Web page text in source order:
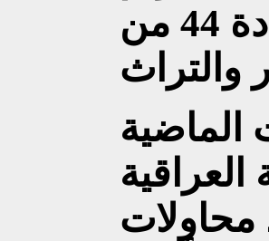
توقيفهم حينها وفق المادة 44 من
العراقية
محاولات